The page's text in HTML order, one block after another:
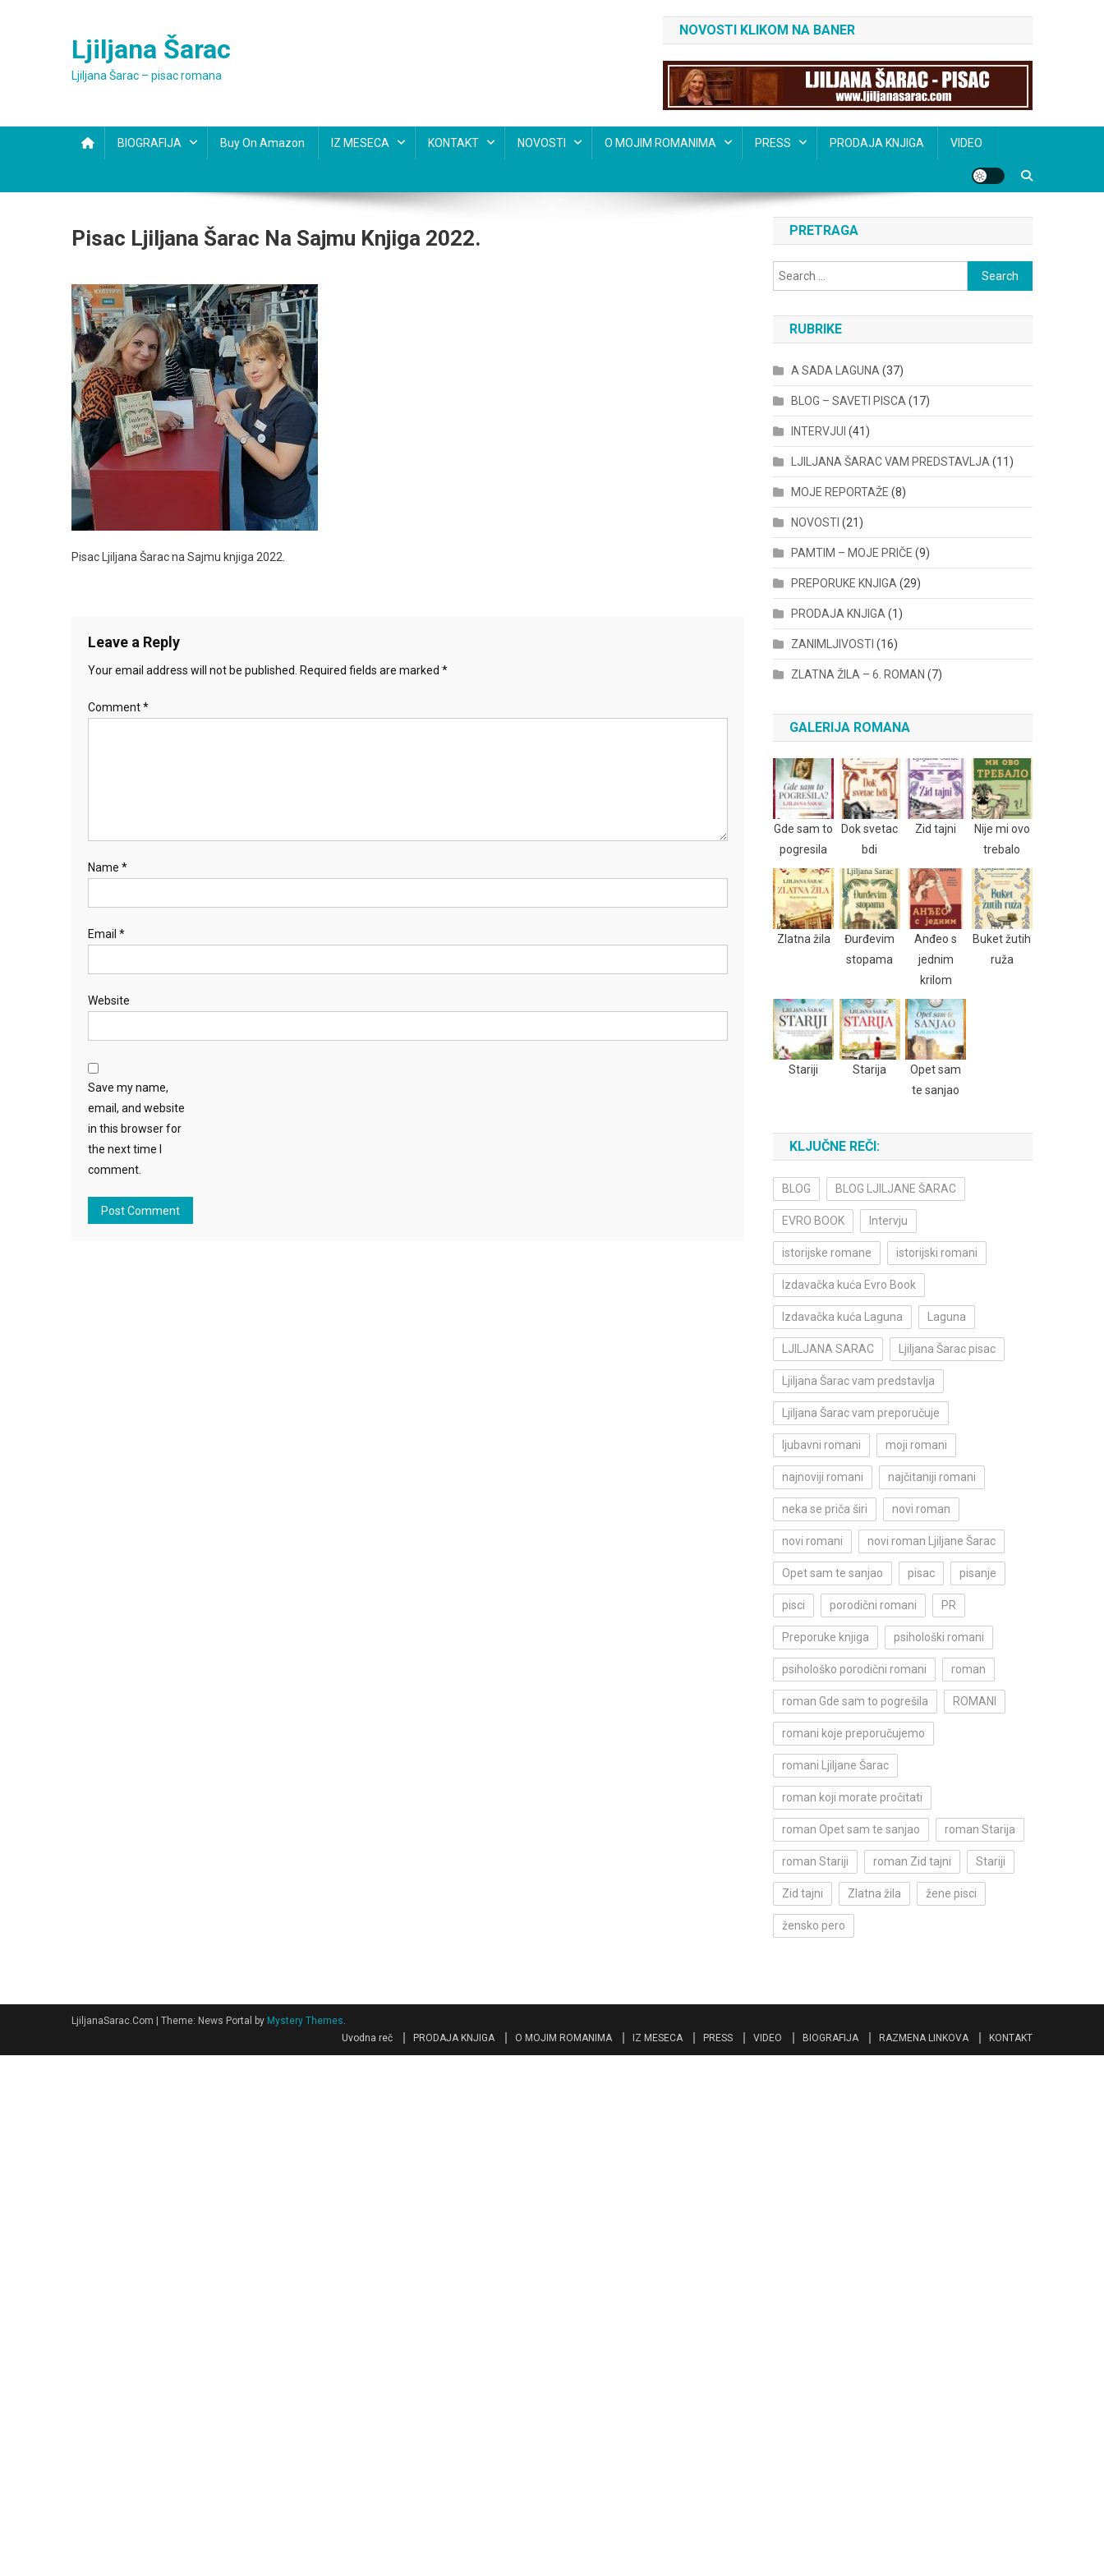
Ljiljana Šarac
Ljiljana Šarac – pisac romana
NOVOSTI KLIKOM NA BANER
BIOGRAFIJA Buy On Amazon IZ MESECA KONTAKT NOVOSTI O MOJIM ROMANIMA PRESS PRODAJA KNJIGA VIDEO
Pisac Ljiljana Šarac Na Sajmu Knjiga 2022.
Pisac Ljiljana Šarac na Sajmu knjiga 2022.
Leave a Reply
Your email address will not be published. Required fields are marked *
Comment*
Name *
Email *
Website
Save my name,
email, and website
in this browser for
the next time I
comment.
PRETRAGA
Search
for:
RUBRIKE
A SADA LAGUNA (37)
BLOG – SAVETI PISCA (17)
INTERVJUI (41)
LJILJANA ŠARAC VAM PREDSTAVLJA (11)
MOJE REPORTAŽE (8)
NOVOSTI (21)
PAMTIM – MOJE PRIČE (9)
PREPORUKE KNJIGA (29)
PRODAJA KNJIGA (1)
ZANIMLJIVOSTI (16)
ZLATNA ŽILA – 6. ROMAN (7)
GALERIJA ROMANA
Gde sam to
pogresila
Dok svetac
bdi
Zid tajni
Nije mi ovo
trebalo
Zlatna žila
Đurđevim
stopama
Anđeo s
jednim
krilom
Buket žutih
ruža
Stariji Starija
Opet sam
te sanjao
KLJUČNE REČI:
BLOG BLOG LJILJANE ŠARAC
EVRO BOOK Intervju
istorijske romane istorijski romani
Izdavačka kuća Evro Book
Izdavačka kuća Laguna Laguna
LJILJANA SARAC Ljiljana Šarac pisac
Ljiljana Šarac vam predstavlja
Ljiljana Šarac vam preporučuje
ljubavni romani moji romani
najnoviji romani najčitaniji romani
neka se priča širi novi roman
novi romani novi roman Ljiljane Šarac
Opet sam te sanjao pisac pisanje
pisci porodični romani PR
Preporuke knjiga psihološki romani
psihološko porodični romani roman
roman Gde sam to pogrešila ROMANI
romani koje preporučujemo
romani Ljiljane Šarac
roman koji morate pročitati
roman Opet sam te sanjao roman Starija
roman Stariji roman Zid tajni Stariji
Zid tajni Zlatna žila žene pisci
žensko pero
LjiljanaSarac.Com Theme: News Portal by Mystery Themes.
Uvodna reč
PRODAJA KNJIGA O MOJIM ROMANIMA IZ MESECA PRESS VIDEO BIOGRAFIJA RAZMENA LINKOVA KONTAKT